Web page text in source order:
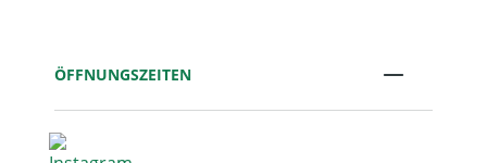
ÖFFNUNGSZEITEN